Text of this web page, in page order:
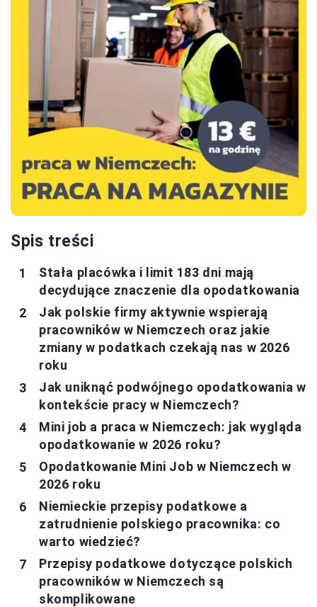
Spis treści
Stała placówka i limit 183 dni mają
decydujące znaczenie dla opodatkowania
Jak polskie firmy aktywnie wspierają
pracowników w Niemczech oraz jakie
zmiany w podatkach czekają nas w 2026
roku
Jak uniknąć podwójnego opodatkowania w
kontekście pracy w Niemczech?
Mini job a praca w Niemczech: jak wygląda
opodatkowanie w 2026 roku?
Opodatkowanie Mini Job w Niemczech w
2026 roku
Niemieckie przepisy podatkowe a
zatrudnienie polskiego pracownika: co
warto wiedzieć?
Przepisy podatkowe dotyczące polskich
pracowników w Niemczech są
skomplikowane